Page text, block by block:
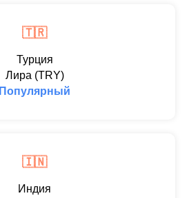
🇹🇷
Турция
Лира (TRY)
Популярный
🇮🇳
Индия